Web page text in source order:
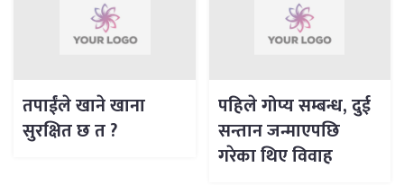
तपाईंले खाने खाना
सुरक्षित छ त ?
पहिले गोप्य सम्बन्ध, दुई
सन्तान जन्माएपछि
गरेका थिए विवाह